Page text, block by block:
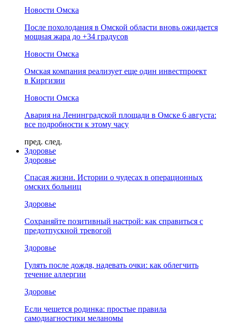
Новости Омска
После похолодания в Омской области вновь ожидается
мощная жара до +34 градусов
Новости Омска
Омская компания реализует еще один инвестпроект
в Киргизии
Новости Омска
Авария на Ленинградской площади в Омске 6 августа:
все подробности к этому часу
пред. след.
Здоровье
Здоровье
Спасая жизни. Истории о чудесах в операционных
омских больниц
Здоровье
Сохраняйте позитивный настрой: как справиться с
предотпускной тревогой
Здоровье
Гулять после дождя, надевать очки: как облегчить
течение аллергии
Здоровье
Если чешется родинка: простые правила
самодиагностики меланомы